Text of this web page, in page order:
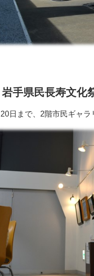
岩手県民長寿文
20日まで、 2階市民ギャ